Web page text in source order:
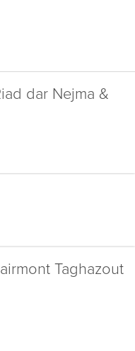
dar Nejma &
Taghazout